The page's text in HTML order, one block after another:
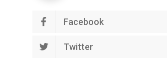
Facebook
Twitter